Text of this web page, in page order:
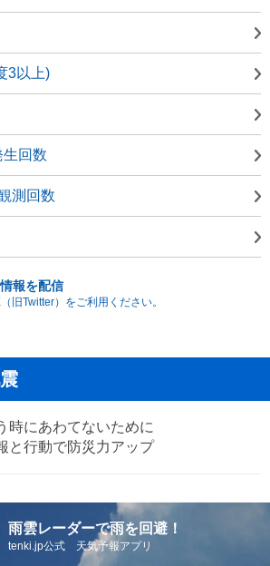
3以上)
回数
測回数
報を配信
旧Twitter）をご利用ください。
時にあわてないために
と行動で防災力アップ
雨雲レーダーで雨を回避！
tenki.jp公式 天気予報アプリ